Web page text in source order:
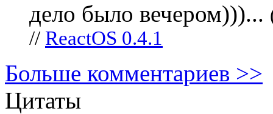
дело было вечером)))...
// ReactOS 0.4.1
Больше комментариев >>
Цитаты